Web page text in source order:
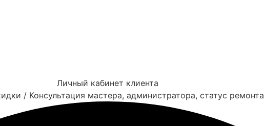
Личный кабинет клиента
/ Консультация мастера, администратора, статус ремонта